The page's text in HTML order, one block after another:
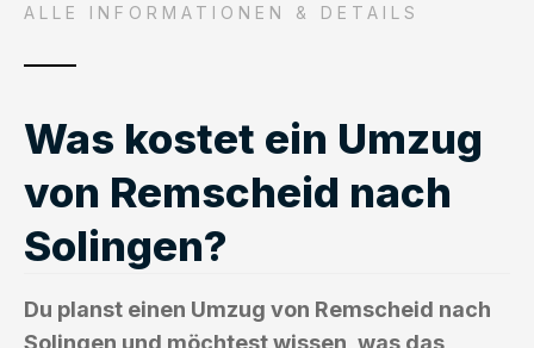
ALLE INFORMATIONEN & DETAILS
Was kostet ein Umzug
von Remscheid nach
Solingen?
Du planst einen Umzug von Remscheid nach
Solingen und möchtest wissen, was das